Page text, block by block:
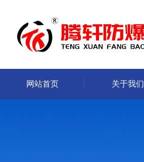
网站首页 关于我们